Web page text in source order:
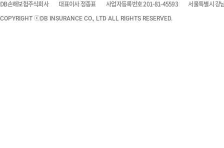
DB손해보험주식회사 대표이사 정종표 사업자등록번호 201-81-45593 서울특별시 강
COPYRIGHT ⓒDB INSURANCE CO., LTD ALL RIGHTS RESERVED.